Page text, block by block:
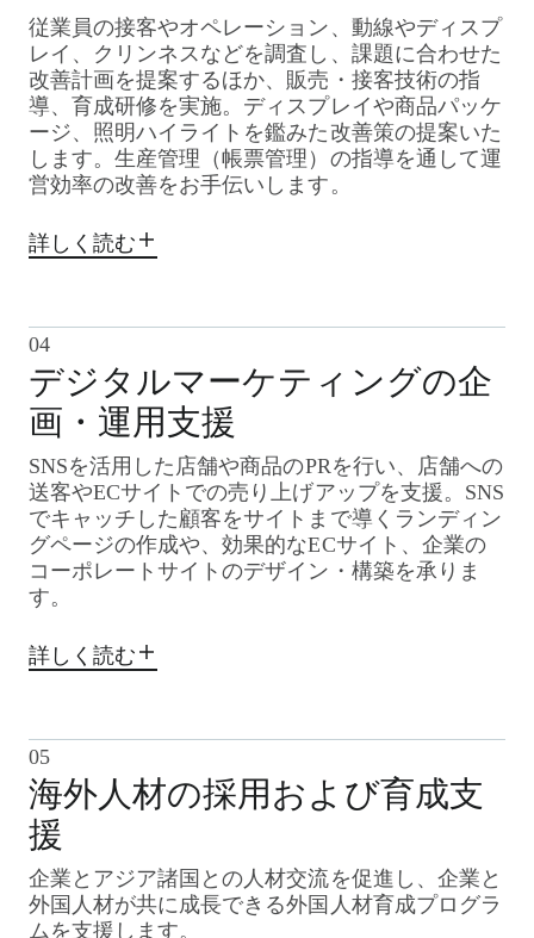
従業員の接客やオペレーション、動線やディスプ
レイ、クリンネスなどを調査し、課題に合わせた
改善計画を提案するほか、販売・接客技術の指
導、育成研修を実施。ディスプレイや商品パッケ
ージ、照明ハイライトを鑑みた改善策の提案いた
します。生産管理（帳票管理）の指導を通して運
営効率の改善をお手伝いします。
詳しく読む
04
デジタルマーケティングの企
画・運用支援
SNSを活用した店舗や商品のPRを行い、店舗への
送客やECサイトでの売り上げアップを支援。SNS
でキャッチした顧客をサイトまで導くランディン
グページの作成や、効果的なECサイト、企業の
コーポレートサイトのデザイン・構築を承りま
す。
詳しく読む
05
海外人材の採用および育成支
援
企業とアジア諸国との人材交流を促進し、企業と
外国人材が共に成長できる外国人材育成プログラ
ムを支援します。